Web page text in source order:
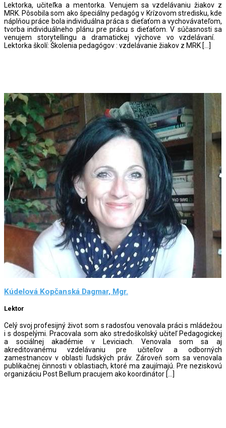
Lektorka, učiteľka a mentorka. Venujem sa vzdelávaniu žiakov z
MRK. Pôsobila som ako špeciálny pedagóg v Krízovom stredisku, kde
náplňou práce bola individuálna práca s dieťaťom a vychovávateľom,
tvorba individuálneho plánu pre prácu s dieťaťom. V súčasnosti sa
venujem storytellingu a dramatickej výchove vo vzdelávaní.
Lektorka školí: Školenia pedagógov : vzdelávanie žiakov z MRK […]
Kúdelová Kopčanská Dagmar, Mgr.
Lektor
Celý svoj profesijný život som s radosťou venovala práci s mládežou
i s dospelými. Pracovala som ako stredoškolský učiteľ Pedagogickej
a sociálnej akadémie v Leviciach. Venovala som sa aj
akreditovanému vzdelávaniu pre učiteľov a odborných
zamestnancov v oblasti ľudských práv. Zároveň som sa venovala
publikačnej činnosti v oblastiach, ktoré ma zaujímajú. Pre neziskovú
organizáciu Post Bellum pracujem ako koordinátor […]